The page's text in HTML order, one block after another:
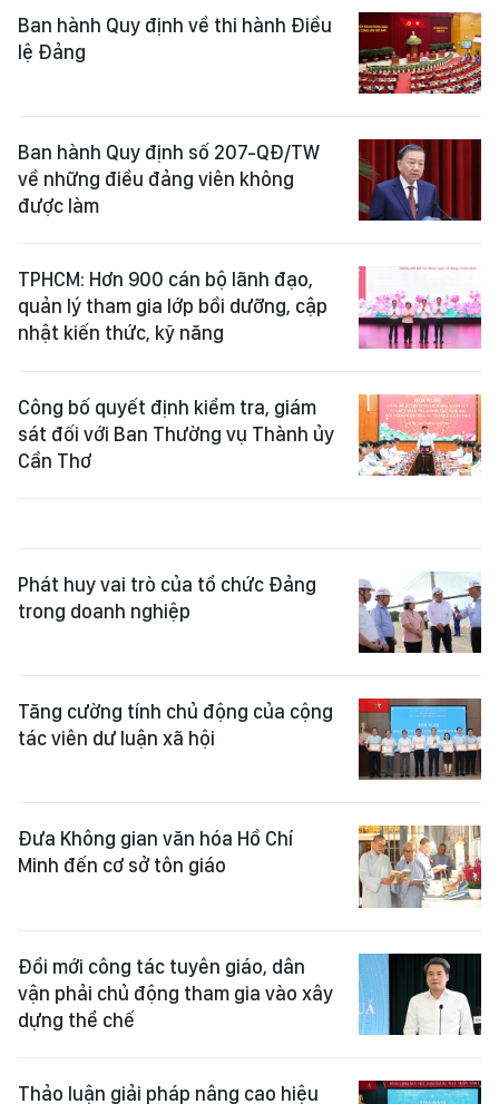
Ban hành Quy định về thi hành Điều
lệ Đảng
Ban hành Quy định số 207-QĐ/TW
về những điều đảng viên không
được làm
TPHCM: Hơn 900 cán bộ lãnh đạo,
quản lý tham gia lớp bồi dưỡng, cập
nhật kiến thức, kỹ năng
Công bố quyết định kiểm tra, giám
sát đối với Ban Thường vụ Thành ủy
Cần Thơ
Phát huy vai trò của tổ chức Đảng
trong doanh nghiệp
Tăng cường tính chủ động của cộng
tác viên dư luận xã hội
Đưa Không gian văn hóa Hồ Chí
Minh đến cơ sở tôn giáo
Đổi mới công tác tuyên giáo, dân
vận phải chủ động tham gia vào xây
dựng thể chế
Thảo luận giải pháp nâng cao hiệu